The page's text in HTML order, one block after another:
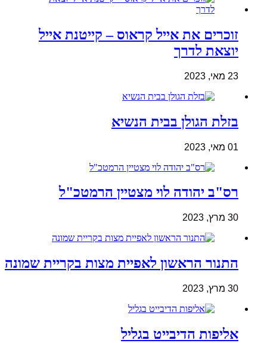
זוכרים את אייל קראוס – קייטנת אייל
יוצאת לדרך
23 מאי, 2023
בזלת הגולן בבית הנשיא
01 מאי, 2023
רס"ב יהודה לוי מצטיין הרמטכ"ל
30 מרץ, 2023
התנור הראשון לאפיית מצות בקריית שמונה
30 מרץ, 2023
אליפות הדיבייט בגליל